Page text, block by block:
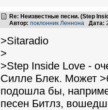
Re: Неизвестные песни. (Step
Автор: поклонник Леннона Дата:
>Sitaradio
>
>Step Inside Love -
Силле Блек. Может
подошла бы,
песен Битлз,